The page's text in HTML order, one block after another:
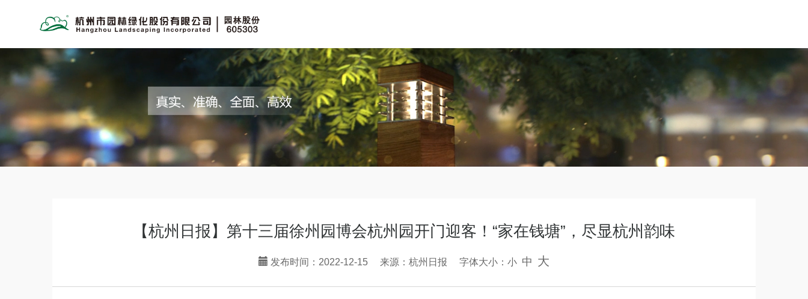
【杭州日报】第十三届徐州园博会杭州园开门迎客！“家在钱塘”，尽显杭州韵味
发布时间：2022-12-15 来源：杭州日报 字体大小： 小 中 大